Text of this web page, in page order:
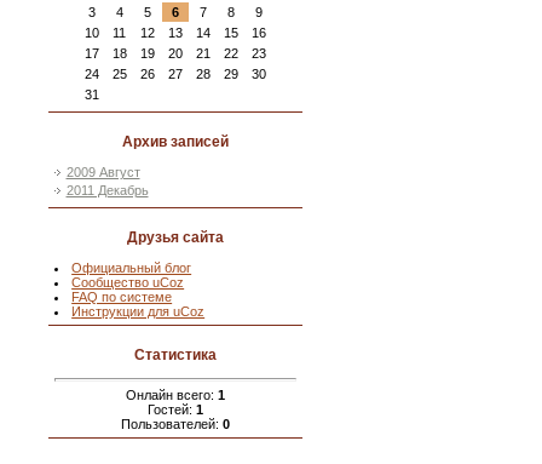
3
4 5 6 7 8
9
10
11 12 13 14 15
16
17
18 19 20 21 22
23
24
25 26 27 28 29
30
31
Архив записей
2009 Август
2011 Декабрь
Друзья сайта
Официальный блог
Сообщество uCoz
FAQ по системе
Инструкции для uCoz
Статистика
Онлайн всего: 1
Гостей: 1
Пользователей: 0